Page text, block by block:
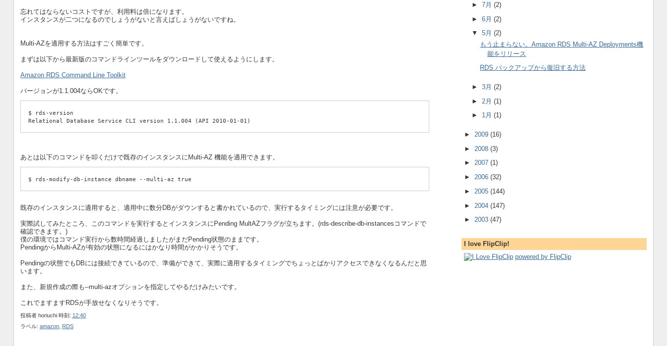
忘れてはならないコストですが、利用料は倍になります。
インスタンスが二つになるのでしょうがないと言えばしょうがないですね。
Multi-AZを適用する方法はすごく簡単です。
まずは以下から最新版のコマンドラインツールをダウンロードして使えるようにします。
Amazon RDS Command Line Toolkit
バージョンが1.1.004ならOKです。
$ rds-version
Relational Database Service CLI version 1.1.004 (API 2010-01-01)
あとは以下のコマンドを叩くだけで既存のインスタンスにMulti-AZ 機能を適用できます。
$ rds-modify-db-instance dbname --multi-az true
既存のインスタンスに適用すると、適用中に数分DBがダウンすると書かれているので、実行するタイミングには注意が必要です。
実際試してみたところ、このコマンドを実行するとインスタンスにPending MultAZフラグが立ちます。(rds-describe-db-instancesコマンドで
確認できます。)
僕の環境ではコマンド実行から数時間経過しましたがまだPending状態のままです。
PendingからMulti-AZが有効の状態になるにはかなり時間がかかりそうです。
Pendingの状態でもDBには接続できているので、準備ができて、実際に適用するタイミングでちょっとばかりアクセスできなくなるんだと思
います。
また、新規作成の際も--multi-azオプションを指定してやるだけみたいです。
これでますますRDSが手放せなくなりそうです。
投稿者 horiuchi 時刻: 12:40
ラベル: amazon, RDS
►7月(2)
►6月(2)
▼5月(2)
もう止まらない。Amazon RDS Multi-AZ Deployments機
能をリリース
RDS バックアップから復旧する方法
►3月(2)
► 2月(1)
► 1月(1)
► 2009 (16)
► 2008 (3)
► 2007 (1)
► 2006 (32)
► 2005 (144)
► 2004 (147)
► 2003 (47)
I love FlipClip!
powered by FlipClip